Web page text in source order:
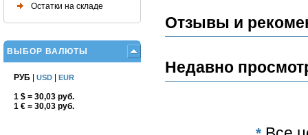
Остатки на складе
ВЫБОР ВАЛЮТЫ
РУБ USD EUR
1 $ = 30,03 руб.
1 € = 30,03 руб.
Отзывы и
Недавно